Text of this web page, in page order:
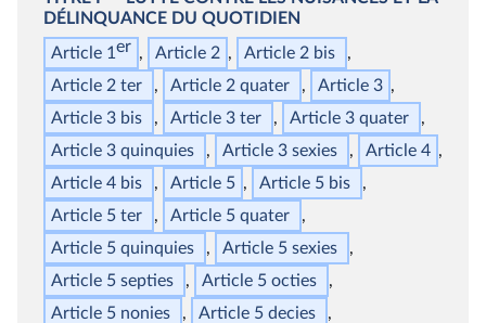
DÉLINQUANCE DU QUOTIDIEN
Article 1 er Article 2 Article 2 bis
Article 2 ter Article 2 quater
Article 3
Article 3 bis Article 3 ter Article 3 quater
Article 3 quinquies Article 3 sexies
Article 4
Article 4 bis Article 5 Article 5 bis
Article 5 ter Article 5 quater
Article 5 quinquies Article 5 sexies
Article 5 septies Article 5 octies
Article 5 nonies Article 5 decies